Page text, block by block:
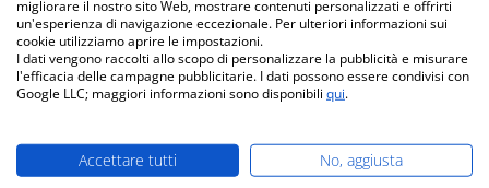
Nano Cera Nano pietra laterale a destra dati chiave:
pietra per…Di più
Caratteristiche
migliorare il nostro sito Web, mostrare contenuti personalizzati e offrirti
un'esperienza di navigazione eccezionale. Per ulteriori informazioni sui
cookie utilizziamo aprire le impostazioni.
I dati vengono raccolti allo scopo di personalizzare la pubblicità e misurare
l'efficacia delle campagne pubblicitarie. I dati possono essere condivisi con
Google LLC; maggiori informazioni sono disponibili qui.
Accettare tutti No, aggiusta